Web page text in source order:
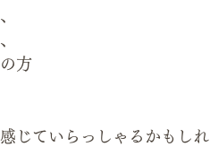
方
じていらっしゃるかもしれ